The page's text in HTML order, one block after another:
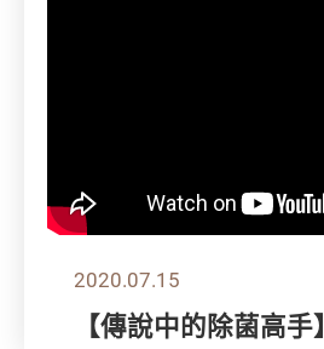
2020.07.15
【傳說中的除菌高手】